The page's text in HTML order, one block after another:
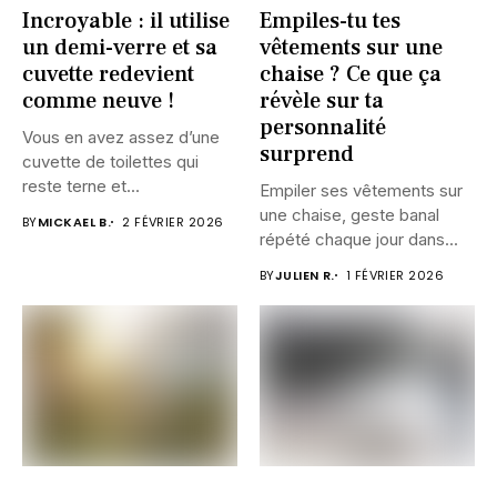
Incroyable : il utilise
un demi-verre et sa
cuvette redevient
comme neuve !
Vous en avez assez d’une
cuvette de toilettes qui
reste terne et...
BYMICKAEL B. 2 FÉVRIER 2026
Empiles-tu tes
vêtements sur une
chaise ? Ce que ça
révèle sur ta
personnalité
surprend
Empiler ses vêtements sur
une chaise, geste banal
répété chaque jour dans...
BYJULIEN R. 1 FÉVRIER 2026